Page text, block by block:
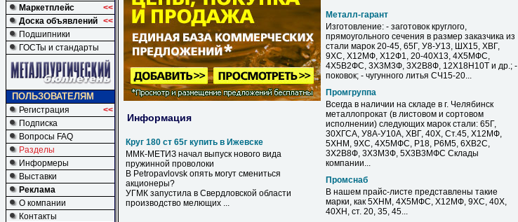
Маркетплейс
<<
Доска объявлений <<
Подшипники
ГОСТы и стандарты
ПОЛЬЗОВАТЕЛЯМ
Регистрация
<<
Подписка
Вопросы FAQ
Разделы
Информеры
Выставки
Реклама
О компании
Контакты
Информация
Круг 180 ст 65г купить в Ижевске
ММК-МЕТИЗ начал выпуск нового вида
пружинной проволоки
В Petropavlovsk опять могут смениться
акционеры?
УГМК запустила в Свердловской области
производство мелющих ...
Металл-гарант
Изготовление: - заготовок круглого,
прямоугольного сечения в размер заказчика из
стали марок 20-45, 65Г, У8-У13, ШХ15, ХВГ,
9ХС, Х12МФ, Х12Ф1, 20-40Х13, 4Х5МФС,
4Х5В2ФС, 3Х3М3Ф, 3Х2В8Ф, 12Х18Н10Т и др.; -
поковок; - чугунного литья СЧ15-20...
Промгруппа
Всегда в наличии на складе в г. Челябинск
металлопрокат (в листовом и сортовом
исполнении) следующих марок стали: 65Г,
30ХГСА, У8А-У10А, ХВГ, 40Х, Ст.45, Х12МФ,
5ХНМ, 9ХС, 4Х5МФС, Р18, Р6М5, 6ХВ2С,
3Х2В8Ф, 3Х3М3Ф, 5Х3В3МФС Склады
компании...
Промснаб
В нашем прайс-листе представлены такие
марки, как 5ХНМ, 4Х5МФС, Х12МФ, 9ХС, 40Х,
40ХН, ст. 20, 35, 45...